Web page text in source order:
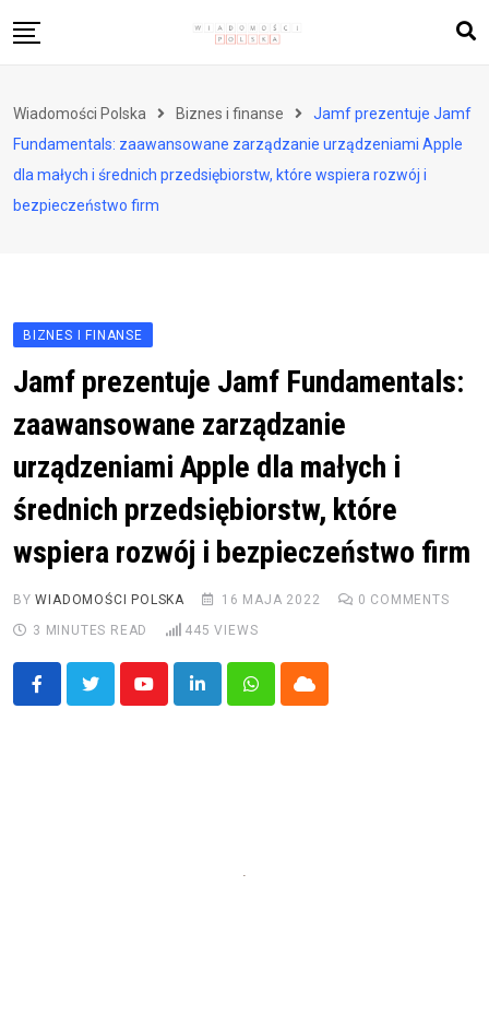
to
Zdrowie i styl życia
Polityka i społeczeństwo
Nauka i technologie
Wiadomości Polska Biznes i finanse
Jamf prezentuje Jamf
Fundamentals: zaawansowane zarządzanie urządzeniami Apple
dla małych i średnich przedsiębiorstw, które wspiera rozwój i
bezpieczeństwo firm
BIZNES I FINANSE
Jamf prezentuje Jamf Fundamentals:
zaawansowane zarządzanie
urządzeniami Apple dla małych i
średnich przedsiębiorstw, które
wspiera rozwój i bezpieczeństwo firm
BYWIADOMOŚCI POLSKA 16 MAJA 2022 0 COMMENTS
3 MINUTES READ
445 VIEWS
YoutubeLinkedInWhatsappCloud